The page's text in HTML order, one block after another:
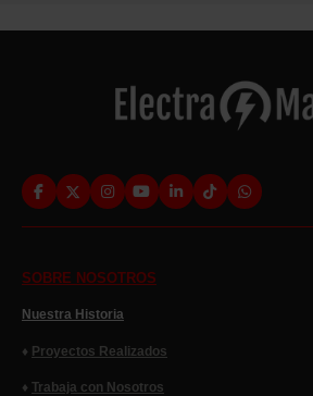
Facebook
X InstagramYouTubeLinkedInTikTokWhatsApp
SOBRE NOSOTROS
Nuestra Historia
♦ Proyectos Realizados
♦ Trabaja con Nosotros